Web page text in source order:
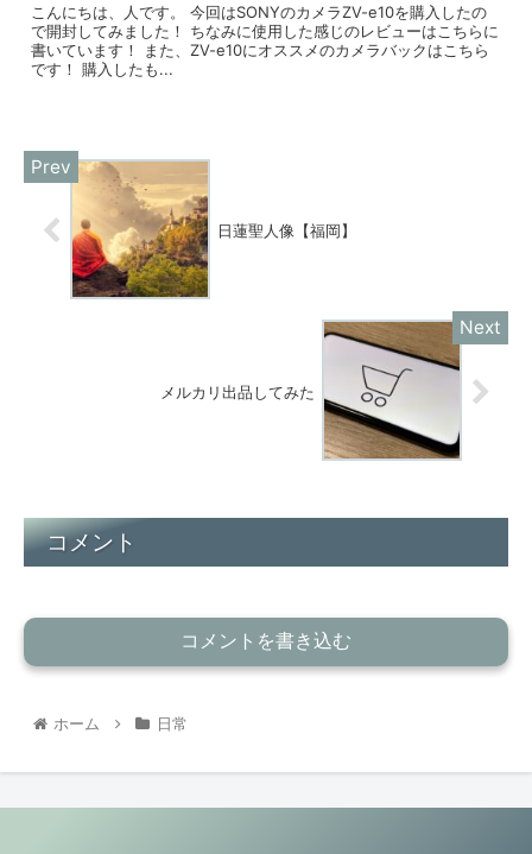
こんにちは、人です。 今回はSONYのカメラZV-e10を購入したの
で開封してみました！ ちなみに使用した感じのレビューはこちらに
書いています！ また、ZV-e10にオススメのカメラバックはこちら
です！ 購入したも...
日蓮聖人像【福岡】
メルカリ出品してみた
コメント
コメントを書き込む
ホーム 日常